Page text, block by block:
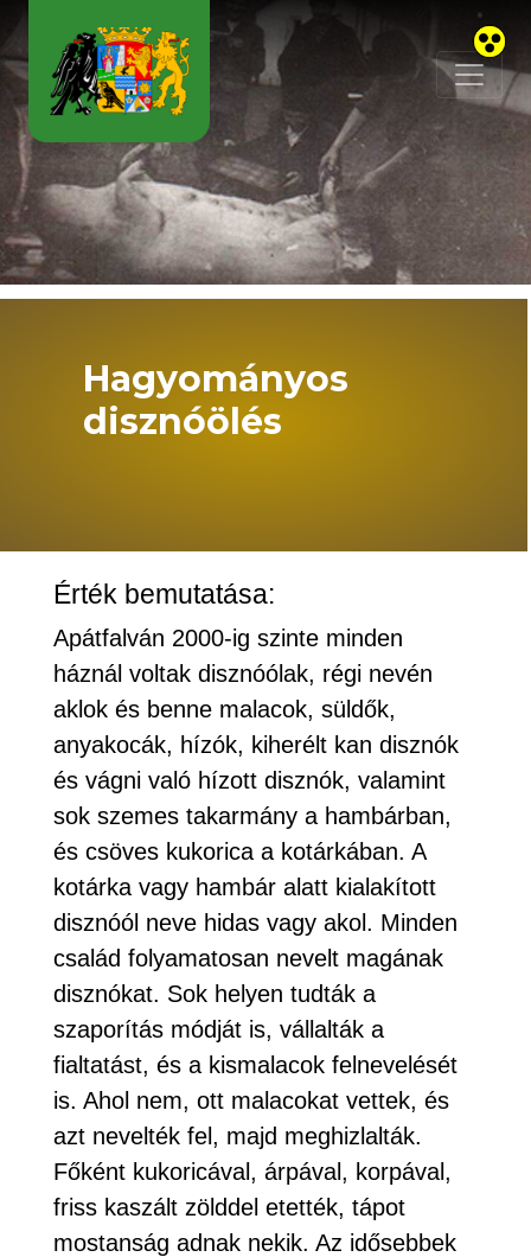
Hagyományos
disznóölés
Érték bemutatása:
Apátfalván 2000-ig szinte minden
háznál voltak disznóólak, régi nevén
aklok és benne malacok, süldők,
anyakocák, hízók, kiherélt kan disznók
és vágni való hízott disznók, valamint
sok szemes takarmány a hambárban,
és csöves kukorica a kotárkában. A
kotárka vagy hambár alatt kialakított
disznóól neve hidas vagy akol. Minden
család folyamatosan nevelt magának
disznókat. Sok helyen tudták a
szaporítás módját is, vállalták a
fialtatást, és a kismalacok felnevelését
is. Ahol nem, ott malacokat vettek, és
azt nevelték fel, majd meghizlalták.
Főként kukoricával, árpával, korpával,
friss kaszált zölddel etették, tápot
mostanság adnak nekik. Az idősebbek